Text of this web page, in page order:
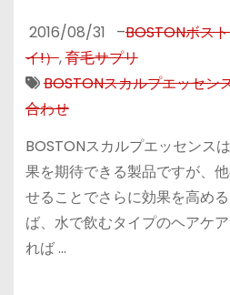
2016/08/31 –BOSTONボス
イ!）,育毛サプリ
BOSTONスカルプエッセン
合わせ
BOSTONスカルプエッセンス
果を期待できる製品ですが、
せることでさらに効果を高め
ば、水で飲むタイプのヘアケ
れば …